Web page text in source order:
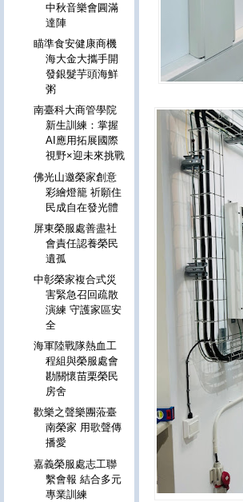
中秋音樂會圓滿
達陣
瞄準食安健康商機
海大金大攜手開
發銀髮芋頭海鮮
粥
南臺科大商管學院
新生訓練：掌握
AI應用拓展國際
視野×迎未來挑戰
佛光山邀榮家創意
彩繪燈籠 祈願住
民成自在發光體
屏東榮服處善盡社
會責任認養榮民
遺孤
中彰榮家複合式災
害緊急召回疏散
演練 守護家區安
全
海軍陸戰隊熱血工
程組與榮服處會
勘關懷苗栗榮民
房舍
歡樂之聲樂團蒞臺
南榮家 用歌聲傳
播愛
嘉義榮服處志工聯
繫會報 結合多元
專業訓練